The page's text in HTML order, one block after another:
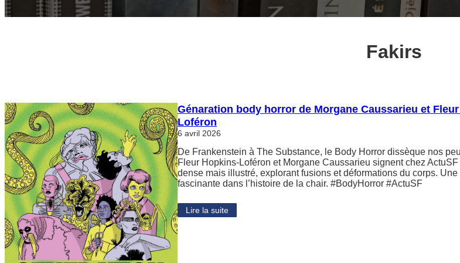
Fakirs
Génaration body horror de Morgane Caussarieu et
Loféron
6 avril 2026
De Frankenstein à The Substance, le Body Horror dissèque nos
Fleur Hopkins-Loféron et Morgane Caussarieu signent chez
dense mais illustré, explorant fusions et déformations du corps.
fascinante dans l’histoire de la chair. #BodyHorror #ActuSF
Lire la suite